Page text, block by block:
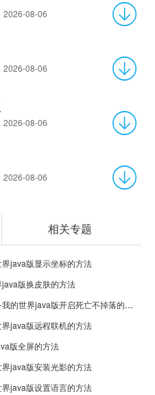
2026-08-06
2026-08-06
2026-08-06
2026-08-06
相关专题
java版显示坐标的方法
版换皮肤的方法
我的世界java版怎么开启死亡不掉落-我的世界java版开启死亡不掉落的方法
java版远程联机的方法
版全屏的方法
java版安装光影的方法
java版设置语言的方法